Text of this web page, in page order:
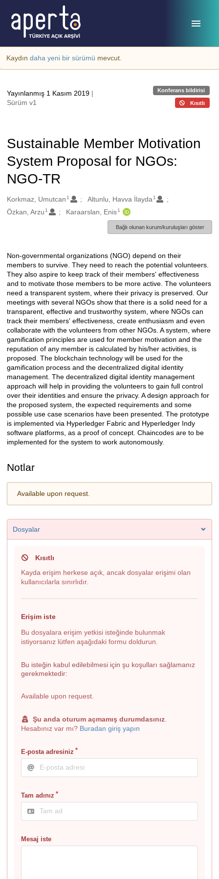
Kaydın daha yeni bir sürümü mevcut.
Yayınlanmış 1 Kasım 2019 |
Sürüm v1
Konferans bildirisi
Kısıtlı
Sustainable Member Motivation
System Proposal for NGOs:
NGO-TR
Oluşturanlar
Korkmaz, Umutcan 1 Altunlu, Havva İlayda 1
Özkan, Arzu 1 Karaarslan, Enis 1
Bağlı olunan kurum/kuruluşları göster
Açıklama
Non-governmental organizations (NGO) depend on their
members to survive. They need to reach the potential volunteers.
They also aspire to keep track of their members' effectiveness
and to motivate those members to be more active. The volunteers
need a transparent system, where their privacy is preserved. Our
meetings with several NGOs show that there is a solid need for a
transparent, effective and trustworthy system, where NGOs can
track their members' effectiveness, create enthusiasm and even
collaborate with the volunteers from other NGOs. A system, where
gamification principles are used for member motivation and the
reputation of any member is calculated by his/her activities, is
proposed. The blockchain technology will be used for the
gamification process and the decentralized digital identity
management. The decentralized digital identity management
approach will help in providing the volunteers to gain full control
over their identities and ensure the privacy. A design approach for
the proposed system, the expected requirements and some
possible use case scenarios have been presented. The prototype
is implemented via Hyperledger Fabric and Hyperledger Indy
software platforms, as a proof of concept. Chaincodes are to be
implemented for the system to work autonomously.
Notlar
Available upon request.
Dosyalar
Kısıtlı
Kayda erişim herkese açık, ancak dosyalar erişimi olan
kullanıcılarla sınırlıdır.
Erişim iste
Bu dosyalara erişim yetkisi isteğinde bulunmak
istiyorsanız lütfen aşağıdaki formu doldurun.
Bu isteğin kabul edilebilmesi için şu koşulları sağlamanız
gerekmektedir:
Available upon request.
Şu anda oturum açmamış durumdasınız
Hesabınız var mı? Buradan giriş yapın
E-posta adresiniz
Tam adınız
Mesaj iste